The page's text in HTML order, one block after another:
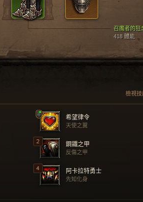
召魔者的狂
418 體能
檢視
希望律令
天使之翼
鋼鐵之甲
反傷之甲
阿卡拉特勇士
先知化身